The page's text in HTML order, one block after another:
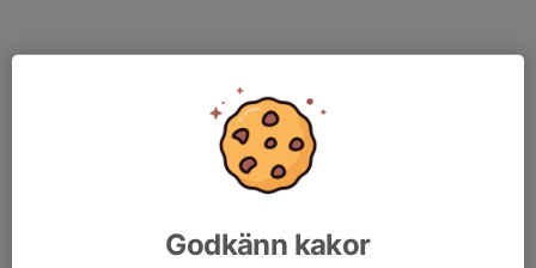
Godkänn kakor